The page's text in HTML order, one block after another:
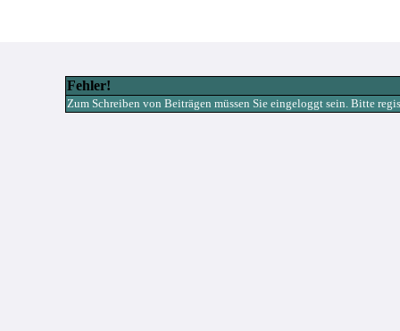
Fehler!
Zum Schreiben von Beiträgen müssen Sie eingeloggt sein. Bitte